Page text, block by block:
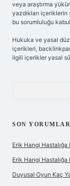
veya araştırma
yazdıkları
bu sorumluluğu
Hukuka ve yasal
içerikleri,
ilgili içerikler yasal
SON YORUMLAR
Erik Hangi Hastalığa
Erik Hangi Hastalığa
Duyusal Oyun Kaç